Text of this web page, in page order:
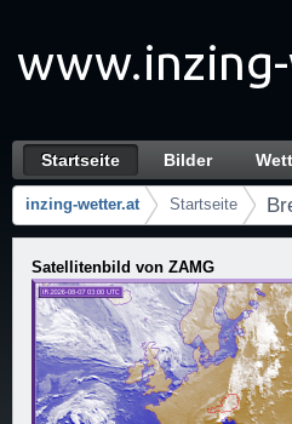
Brechten-
Navigation
Startseite Bilder
Brotkrumen (Wo bin
inzing-wetter.at Startseite
Satellitenbild von ZAMG